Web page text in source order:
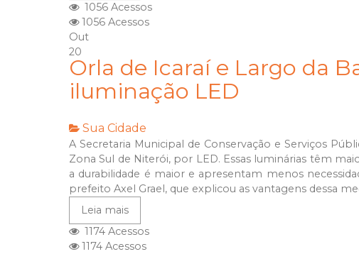
1056 Acessos
1056 Acessos
Out
20
Orla de Icaraí e Largo da
iluminação LED
Sua Cidade
A Secretaria Municipal de Conservação e Serviços
Zona Sul de Niterói, por LED. Essas luminárias têm
a durabilidade é maior e apresentam menos
prefeito Axel Grael, que explicou as vantagens dessa
Leia mais
1174 Acessos
1174 Acessos